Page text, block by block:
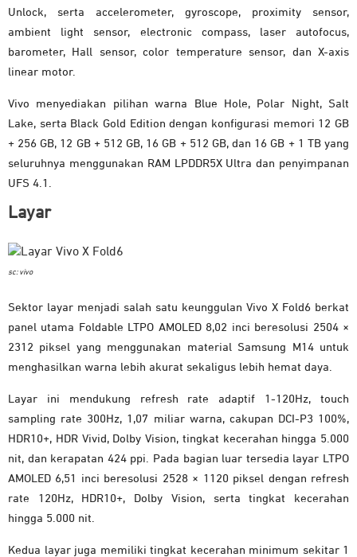
Unlock, serta accelerometer, gyroscope, proximity sensor,
ambient light sensor, electronic compass, laser autofocus,
barometer, Hall sensor, color temperature sensor, dan X-axis
linear motor.
Vivo menyediakan pilihan warna Blue Hole, Polar Night, Salt
Lake, serta Black Gold Edition dengan konfigurasi memori 12 GB
+ 256 GB, 12 GB + 512 GB, 16 GB + 512 GB, dan 16 GB + 1 TB yang
seluruhnya menggunakan RAM LPDDR5X Ultra dan penyimpanan
UFS 4.1.
Layar
sc: vivo
Sektor layar menjadi salah satu keunggulan Vivo X Fold6 berkat
panel utama Foldable LTPO AMOLED 8,02 inci beresolusi 2504 ×
2312 piksel yang menggunakan material Samsung M14 untuk
menghasilkan warna lebih akurat sekaligus lebih hemat daya.
Layar ini mendukung refresh rate adaptif 1-120Hz, touch
sampling rate 300Hz, 1,07 miliar warna, cakupan DCI-P3 100%,
HDR10+, HDR Vivid, Dolby Vision, tingkat kecerahan hingga 5.000
nit, dan kerapatan 424 ppi. Pada bagian luar tersedia layar LTPO
AMOLED 6,51 inci beresolusi 2528 × 1120 piksel dengan refresh
rate 120Hz, HDR10+, Dolby Vision, serta tingkat kecerahan
hingga 5.000 nit.
Kedua layar juga memiliki tingkat kecerahan minimum sekitar 1